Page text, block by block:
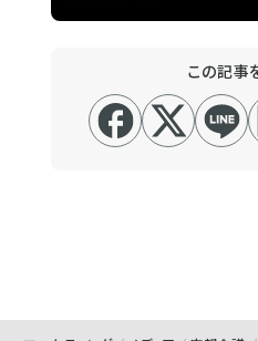
この記事